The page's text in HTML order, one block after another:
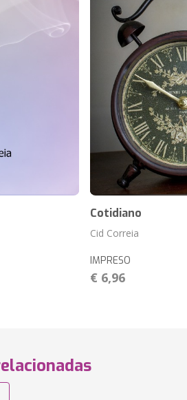
Cotidiano
Cid Correia
IMPRESO
€ 6,96